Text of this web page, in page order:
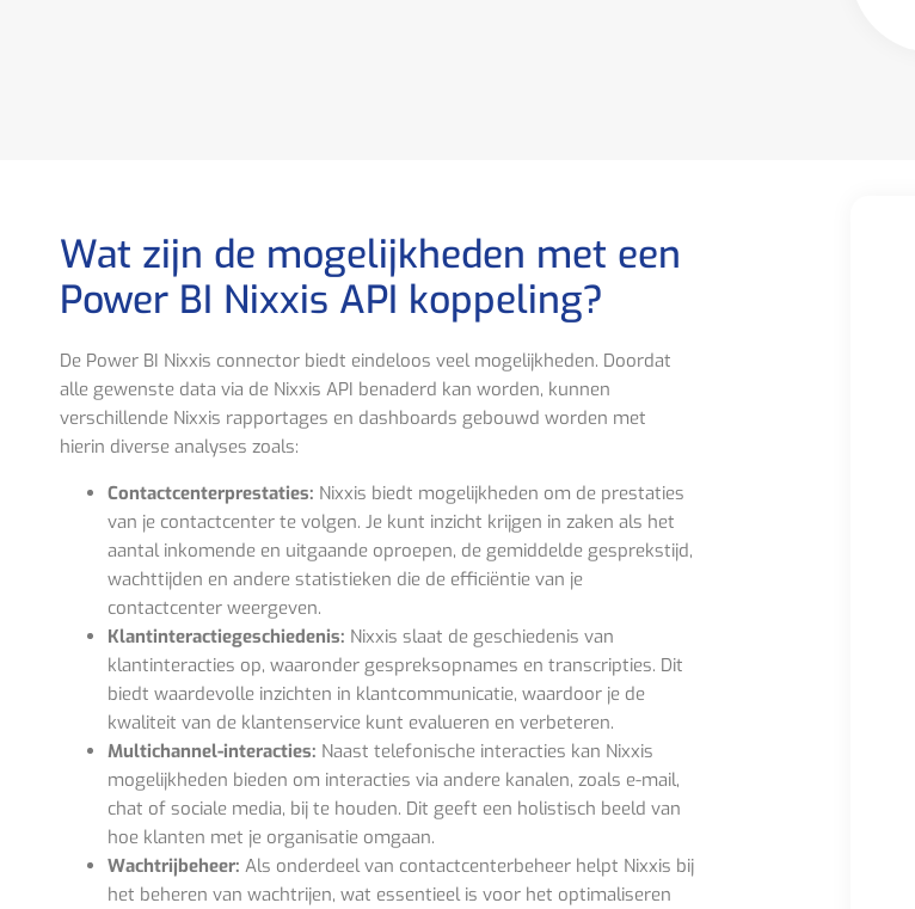
Wat zijn de mogelijkheden met een
Power BI Nixxis API koppeling?
De Power BI Nixxis connector biedt eindeloos veel mogelijkheden. Doordat
alle gewenste data via de Nixxis API benaderd kan worden, kunnen
verschillende Nixxis rapportages en dashboards gebouwd worden met
hierin diverse analyses zoals:
Contactcenterprestaties: Nixxis biedt mogelijkheden om de prestaties
van je contactcenter te volgen. Je kunt inzicht krijgen in zaken als het
aantal inkomende en uitgaande oproepen, de gemiddelde gesprekstijd,
wachttijden en andere statistieken die de efficiëntie van je
contactcenter weergeven.
Klantinteractiegeschiedenis: Nixxis slaat de geschiedenis van
klantinteracties op, waaronder gespreksopnames en transcripties. Dit
biedt waardevolle inzichten in klantcommunicatie, waardoor je de
kwaliteit van de klantenservice kunt evalueren en verbeteren.
Multichannel-interacties: Naast telefonische interacties kan Nixxis
mogelijkheden bieden om interacties via andere kanalen, zoals e-mail,
chat of sociale media, bij te houden. Dit geeft een holistisch beeld van
hoe klanten met je organisatie omgaan.
Wachtrijbeheer: Als onderdeel van contactcenterbeheer helpt Nixxis bij
het beheren van wachtrijen, wat essentieel is voor het optimaliseren